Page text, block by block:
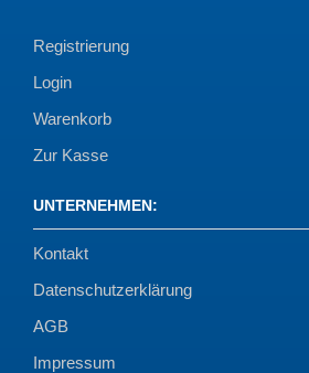
Registrierung
Login
Warenkorb
Zur Kasse
UNTERNEHMEN:
Kontakt
Datenschutzerklärung
AGB
Impressum